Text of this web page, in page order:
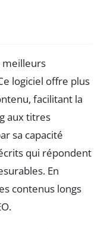
meilleurs
logiciel offre plus
facilitant la
aux titres
sa capacité
qui répondent
En
contenus longs